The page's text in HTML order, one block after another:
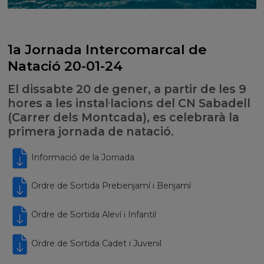
1a Jornada Intercomarcal de
Natació 20-01-24
El dissabte 20 de gener, a partir de les 9
hores a les instal·lacions del CN Sabadell
(Carrer dels Montcada), es celebrarà la
primera jornada de natació.
Informació de la Jornada
Ordre de Sortida Prebenjamí i Benjamí
Ordre de Sortida Aleví i Infantil
Ordre de Sortida Cadet i Juvenil